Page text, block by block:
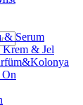
& Serum
& Jel